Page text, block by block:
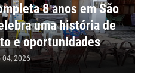
8 anos em São
uma história de
e oportunidades
04, 2026